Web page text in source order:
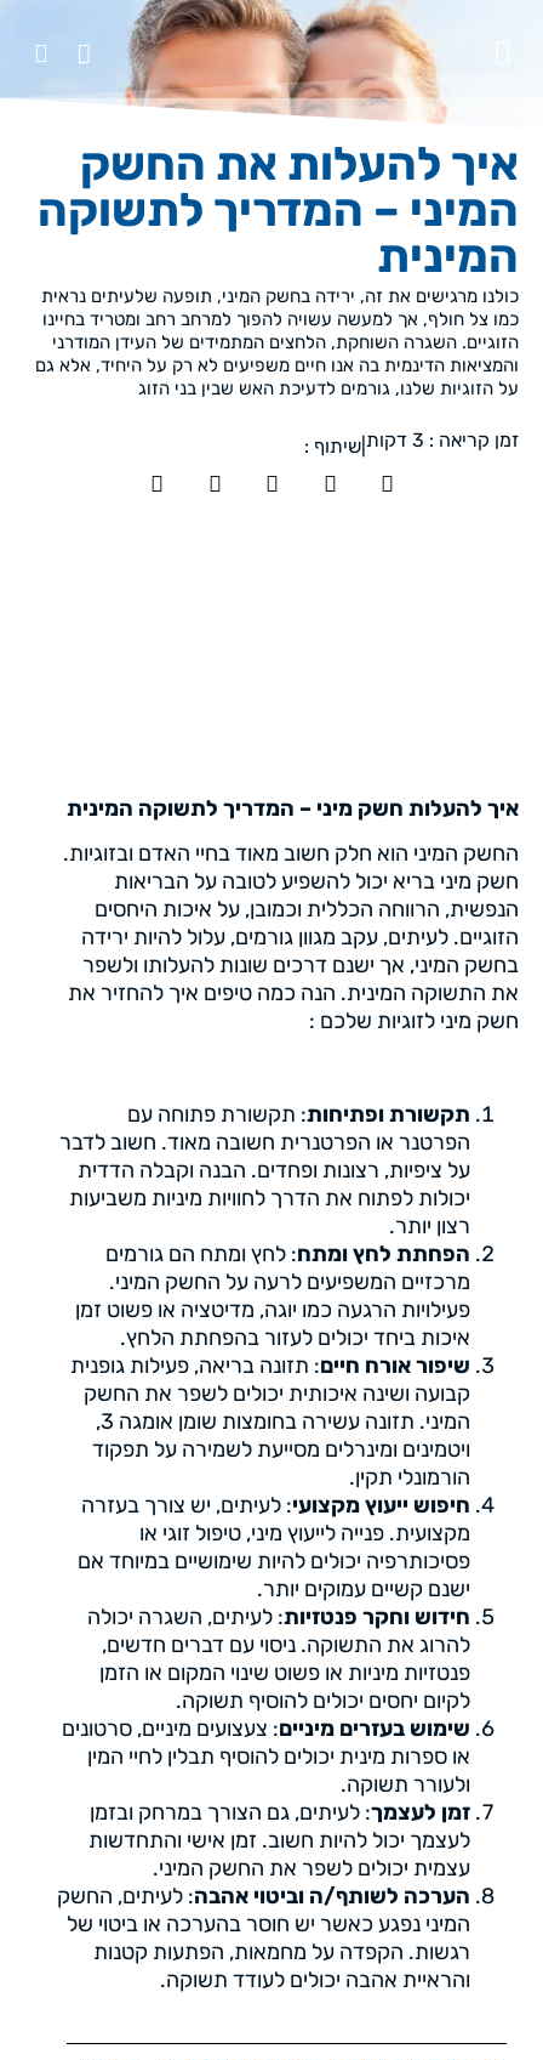
איך להעלות את החשק
המיני – המדריך לתשוקה
המינית
כולנו מרגישים את זה, ירידה בחשק המיני, תופעה שלעיתים נראית
כמו צל חולף, אך למעשה עשויה להפוך למרחב רחב ומטריד בחיינו
הזוגיים. השגרה השוחקת, הלחצים המתמידים של העידן המודרני
והמציאות הדינמית בה אנו חיים משפיעים לא רק על היחיד, אלא גם
על הזוגיות שלנו, גורמים לדעיכת האש שבין בני הזוג
זמן קריאה : 3 דקות שיתוף :
איך להעלות חשק מיני – המדריך לתשוקה המינית
החשק המיני הוא חלק חשוב מאוד בחיי האדם ובזוגיות.
חשק מיני בריא יכול להשפיע לטובה על הבריאות
הנפשית, הרווחה הכללית וכמובן, על איכות היחסים
הזוגיים. לעיתים, עקב מגוון גורמים, עלול להיות ירידה
בחשק המיני, אך ישנם דרכים שונות להעלותו ולשפר
את התשוקה המינית. הנה כמה טיפים איך להחזיר את
חשק מיני לזוגיות שלכם :
תקשורת ופתיחות: תקשורת פתוחה עם
הפרטנר או הפרטנרית חשובה מאוד. חשוב לדבר
על ציפיות, רצונות ופחדים. הבנה וקבלה הדדית
יכולות לפתוח את הדרך לחוויות מיניות משביעות
רצון יותר.
הפחתת לחץ ומתח: לחץ ומתח הם גורמים
מרכזיים המשפיעים לרעה על החשק המיני.
פעילויות הרגעה כמו יוגה, מדיטציה או פשוט זמן
איכות ביחד יכולים לעזור בהפחתת הלחץ.
שיפור אורח חיים: תזונה בריאה, פעילות גופנית
קבועה ושינה איכותית יכולים לשפר את החשק
המיני. תזונה עשירה בחומצות שומן אומגה 3,
ויטמינים ומינרלים מסייעת לשמירה על תפקוד
הורמונלי תקין.
חיפוש ייעוץ מקצועי: לעיתים, יש צורך בעזרה
מקצועית. פנייה לייעוץ מיני, טיפול זוגי או
פסיכותרפיה יכולים להיות שימושיים במיוחד אם
ישנם קשיים עמוקים יותר.
חידוש וחקר פנטזיות: לעיתים, השגרה יכולה
להרוג את התשוקה. ניסוי עם דברים חדשים,
פנטזיות מיניות או פשוט שינוי המקום או הזמן
לקיום יחסים יכולים להוסיף תשוקה.
שימוש בעזרים מיניים: צעצועים מיניים, סרטונים
או ספרות מינית יכולים להוסיף תבלין לחיי המין
ולעורר תשוקה.
זמן לעצמך: לעיתים, גם הצורך במרחק ובזמן
לעצמך יכול להיות חשוב. זמן אישי והתחדשות
עצמית יכולים לשפר את החשק המיני.
הערכה לשותף/ה וביטוי אהבה: לעיתים, החשק
המיני נפגע כאשר יש חוסר בהערכה או ביטוי של
רגשות. הקפדה על מחמאות, הפתעות קטנות
והראיית אהבה יכולים לעודד תשוקה.